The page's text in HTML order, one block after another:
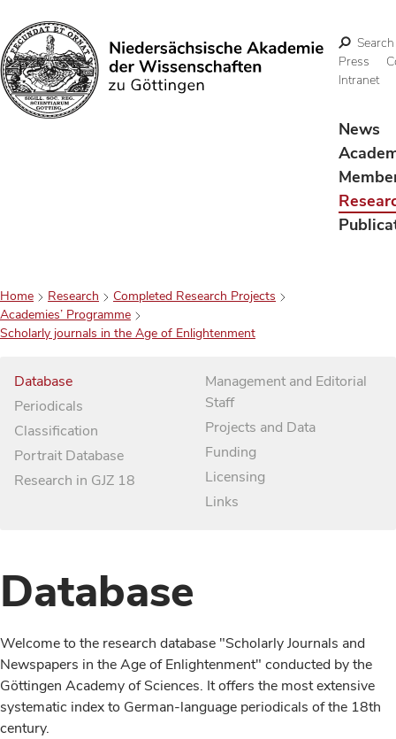
Search
Search
Press
Intranet
News
Home Research
Completed Research Projects
Academies’ Programme
Scholarly journals in the Age of Enlightenment
Database
Periodicals
Classification
Portrait Database
Research in GJZ 18
Management and Editorial
Staff
Projects and Data
Funding
Licensing
Links
Database
Welcome to the research database "Scholarly Journals and
Newspapers in the Age of Enlightenment" conducted by the
Göttingen Academy of Sciences. It offers the most extensive
systematic index to German-language periodicals of the 18th
century.